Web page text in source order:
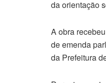
da orientação
A obra
de emenda
da Prefeitura